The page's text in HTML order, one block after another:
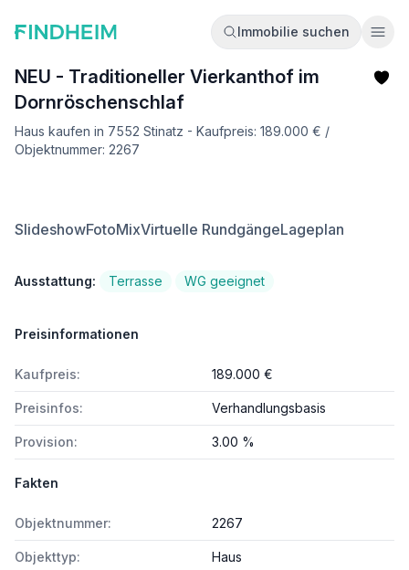
Immobilie suchen
NEU - Traditioneller Vierkanthof im
Dornröschenschlaf
Haus kaufen in 7552 Stinatz - Kaufpreis: 189.000 € /
Objektnummer: 2267
SlideshowFotoMixVirtuelle RundgängeLageplan
Ausstattung: Terrasse WG geeignet
Preisinformationen
Kaufpreis: 189.000 €
Preisinfos: Verhandlungsbasis
Provision: 3.00 %
Fakten
Objektnummer: 2267
Objekttyp: Haus